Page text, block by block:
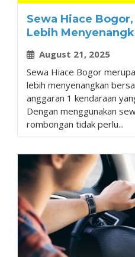
Sewa Hiace
Lebih
August 21, 2025
Sewa Hiace Bogor
lebih menyenangkan
anggaran 1 kendaraan
Dengan menggunakan
rombongan tidak perlu...